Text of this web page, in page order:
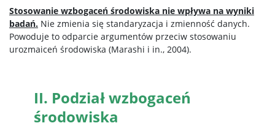
Stosowanie wzbogaceń środowiska nie wpływa na wyniki
badań. Nie zmienia się standaryzacja i zmienność danych.
Powoduje to odparcie argumentów przeciw stosowaniu
urozmaiceń środowiska (Marashi i in., 2004).
II. Podział wzbogaceń
środowiska